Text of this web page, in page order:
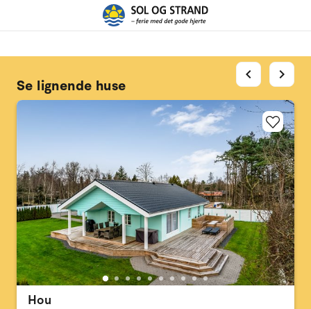
Se lignende huse
Hou
chevron_left chevron_right